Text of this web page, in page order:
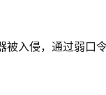
入侵，通过弱口令